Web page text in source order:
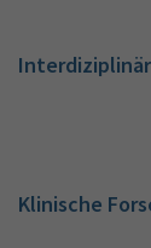
Klinische